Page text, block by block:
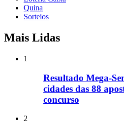
Quina
Sorteios
Mais Lidas
1
Resultado Mega-
cidades das 88
concurso
2